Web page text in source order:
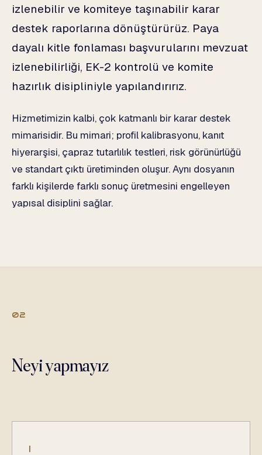
izlenebilir ve komiteye taşınabilir karar
destek raporlarına dönüştürürüz. Paya
dayalı kitle fonlaması başvurularını mevzuat
izlenebilirliği, EK-2 kontrolü ve komite
hazırlık disipliniyle yapılandırırız.
Hizmetimizin kalbi, çok katmanlı bir karar destek
mimarisidir. Bu mimari; profil kalibrasyonu, kanıt
hiyerarşisi, çapraz tutarlılık testleri, risk görünürlüğü
ve standart çıktı üretiminden oluşur. Aynı dosyanın
farklı kişilerde farklı sonuç üretmesini engelleyen
yapısal disiplini sağlar.
02
Neyi yapmayız
I